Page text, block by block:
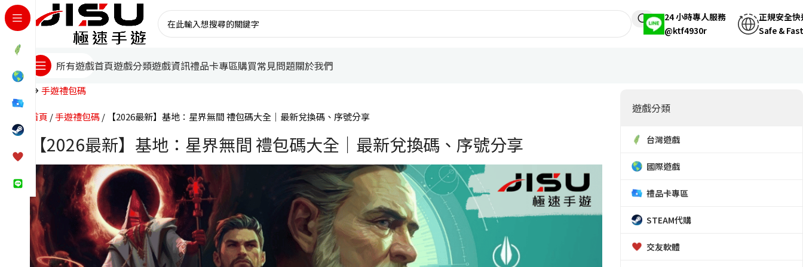
24 小時專人服務
@ktf4930r
正規安全快
Safe & Fast
所有遊戲首頁遊戲分類遊戲資訊禮品卡專區購買常見問題關於我們
手遊禮包碼
首頁 手遊禮包碼 【2026最新】基地：星界無間 禮包碼大全｜最新兌換碼、序號分享
【2026最新】基地：星界無間 禮包碼大全｜最新兌換碼、序號分享
遊戲分類
台灣遊戲
國際遊戲
禮品卡專區
STEAM代購
交友軟體